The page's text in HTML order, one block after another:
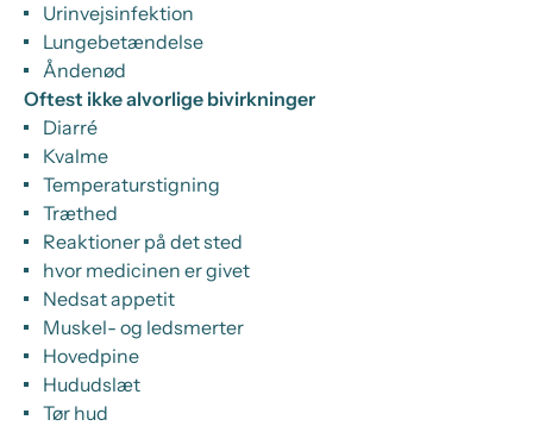
Urinvejsinfektion
Lungebetændelse
Åndenød
Oftest ikke alvorlige bivirkninger
Diarré
Kvalme
Temperaturstigning
Træthed
Reaktioner på det sted
hvor medicinen er givet
Nedsat appetit
Muskel- og ledsmerter
Hovedpine
Hududslæt
Tør hud